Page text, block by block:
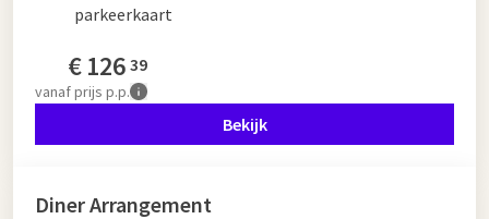
parkeerkaart
€126 39
vanafprijs p.p.
Bekijk
Diner Arrangement